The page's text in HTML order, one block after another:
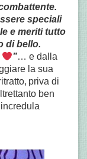
speciali
e meriti tutto
di bello.
”… e dalla
la sua
priva di
ben